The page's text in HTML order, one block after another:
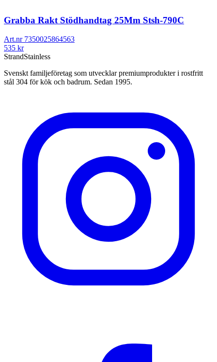
Grabba Rakt Stödhandtag 25Mm Stsh-790C
Art.nr 7350025864563
535 kr
StrandStainless
Svenskt familjeföretag som utvecklar premiumprodukter i rostfritt
stål 304 för kök och badrum. Sedan 1995.